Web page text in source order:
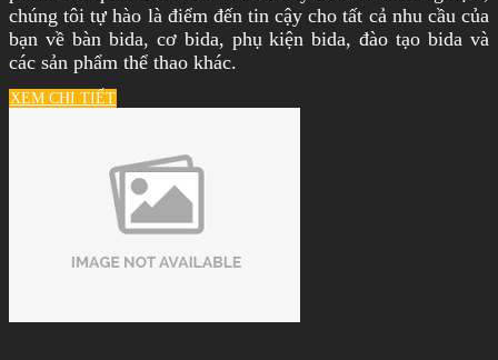
chúng tôi tự hào là điểm đến tin cậy cho tất cả nhu cầu của
bạn về bàn bida, cơ bida, phụ kiện bida, đào tạo bida và
các sản phẩm thể thao khác.
XEM CHI TIẾT